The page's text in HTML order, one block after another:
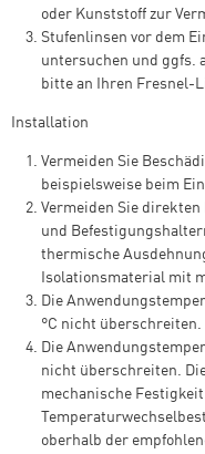
oder Kunststoff zur
Stufenlinsen vor dem
untersuchen und ggfs.
bitte an Ihren Fresnel-
Installation
Vermeiden Sie
beispielsweise beim
Vermeiden Sie
und
thermische
Isolationsmaterial mit
Die
°C nicht überschreiten.
Die
nicht überschreiten.
mechanische
oberhalb der